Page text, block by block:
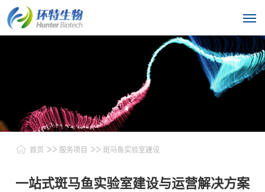
首页 >> 服务项目 >> 斑马鱼实验室建设
一站式斑马鱼实验室建设与运营解决方案